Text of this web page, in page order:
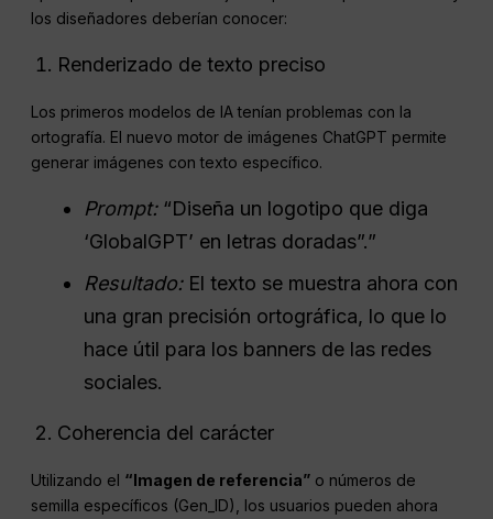
los diseñadores deberían conocer:
Renderizado de texto preciso
Los primeros modelos de IA tenían problemas con la
ortografía. El nuevo motor de imágenes ChatGPT permite
generar imágenes con texto específico.
Prompt:“Diseña un logotipo que diga
‘GlobalGPT’ en letras doradas”.”
Resultado:El texto se muestra ahora con
una gran precisión ortográfica, lo que lo
hace útil para los banners de las redes
sociales.
Coherencia del carácter
Utilizando el “Imagen de referencia” o números de
semilla específicos (Gen_ID), los usuarios pueden ahora